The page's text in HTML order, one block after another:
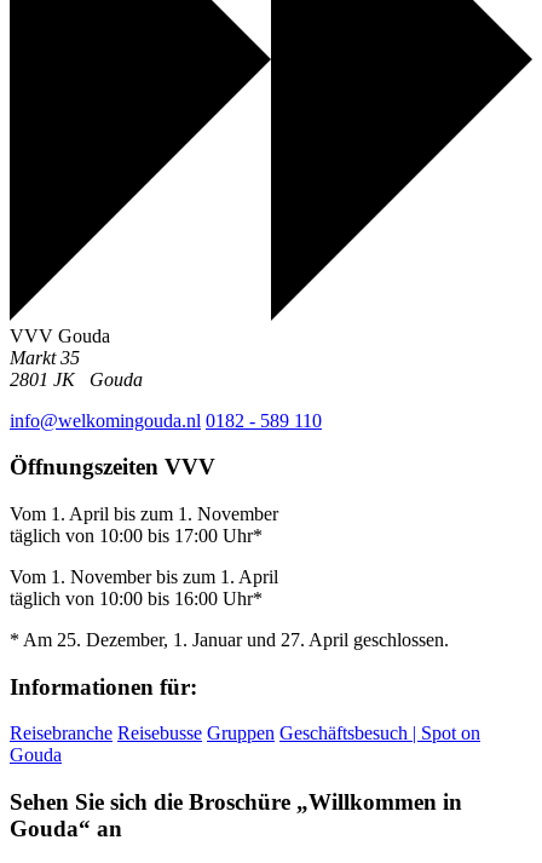
VVV Gouda
Markt 35
2801 JK
Gouda
info@welkomingouda.nl 0182 - 589 110
Öffnungszeiten VVV
Vom 1. April bis zum 1. November
täglich von 10:00 bis 17:00 Uhr*
Vom 1. November bis zum 1. April
täglich von 10:00 bis 16:00 Uhr*
* Am 25. Dezember, 1. Januar und 27. April geschlossen.
Informationen für:
Reisebranche Reisebusse Gruppen Geschäftsbesuch | Spot on
Gouda
Sehen Sie sich die Broschüre „Willkommen in
Gouda“ an